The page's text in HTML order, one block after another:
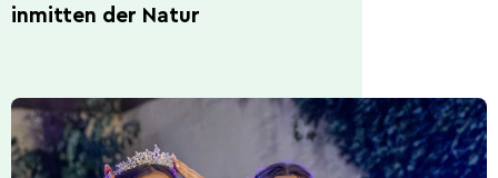
inmitten der Natur